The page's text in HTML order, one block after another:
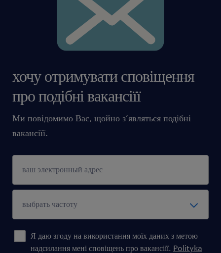
хочу отримувати сповіщення
про подібні вакансіїї
Ми повідомимо Вас, щойно з’являться подібні
вакансіїї.
Я даю згоду на використання моїх даних з метою
надсилання мені сповіщень про вакансіїї. Polityka